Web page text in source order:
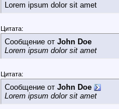
Lorem ipsum dolor sit amet
Цитата:
Сообщение от John Doe
Lorem ipsum dolor sit amet
Цитата:
Сообщение от John Doe
Lorem ipsum dolor sit amet